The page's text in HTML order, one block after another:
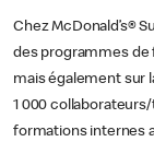
Chez McDonald’s®
des programmes de
mais également sur
1 000
formations internes